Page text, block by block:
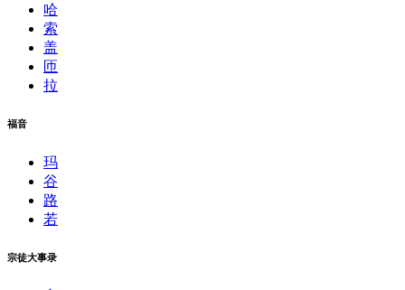
哈
索
盖
匝
拉
福音
玛
谷
路
若
宗徒大事录